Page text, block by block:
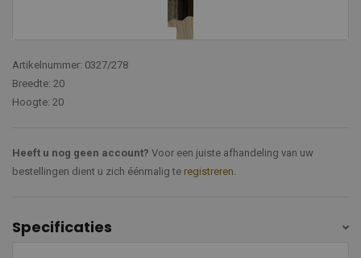
Artikelnummer: 0327/278
Breedte: 20
Hoogte: 20
Heeft u nog geen account? Voor een juiste afhandeling van uw
bestellingen dient u zich éénmalig te registreren.
Specificaties